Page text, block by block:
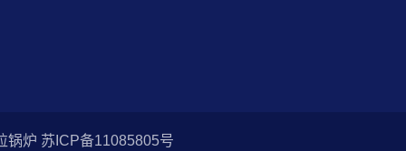
锅炉 苏ICP备11085805号